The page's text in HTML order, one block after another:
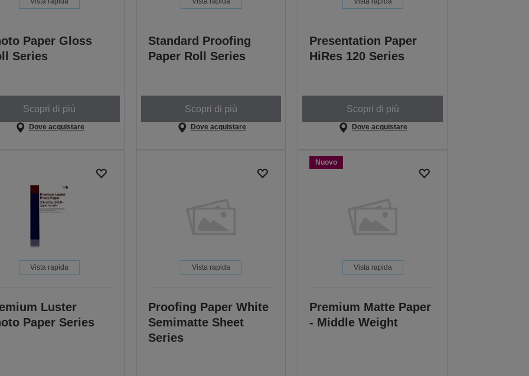
Paper Gloss
Series
Scopri di più
Dove acquistare
Standard Proofing
Paper Roll Series
Scopri di più
Dove acquistare
Presentation Paper
HiRes 120 Series
Scopri di più
Dove acquistare
Vista rapida
Luster
Paper Series
Vista rapida
Proofing Paper White
Semimatte Sheet
Series
Nuovo
Vista rapida
Premium Matte Paper
- Middle Weight